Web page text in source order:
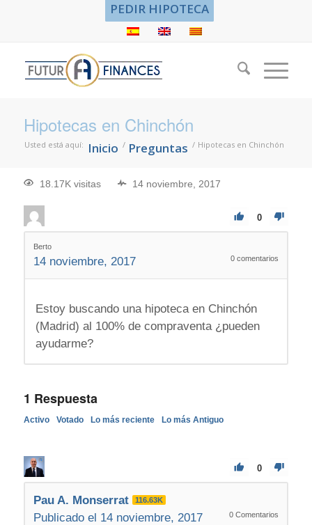
PEDIR HIPOTECA
Hipotecas en Chinchón
Usted está aquí: Inicio / Preguntas / Hipotecas en Chinchón
18.17K visitas 14 noviembre, 2017
0
Berto
14 noviembre, 2017 0 comentarios
Estoy buscando una hipoteca en Chinchón
(Madrid) al 100% de compraventa ¿pueden
ayudarme?
1 Respuesta
Activo Votado Lo más reciente Lo más Antiguo
0
Pau A. Monserrat 116.63K
Publicado el 14 noviembre, 2017 0 Comentarios